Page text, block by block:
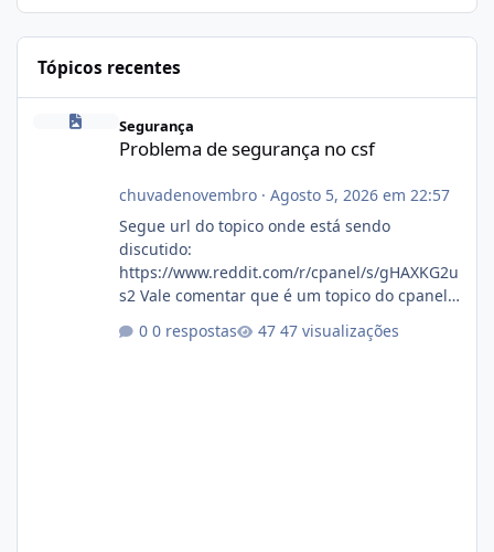
Tópicos recentes
Problema de segurança no csf
Segurança
Problema de segurança no csf
chuvadenovembro· Agosto 5, 2026 em 22:57
Segue url do topico onde está sendo
discutido:
https://www.reddit.com/r/cpanel/s/gHAXKG2u
s2 Vale comentar que é um topico do cpanel...
0 respostas 47 visualizações